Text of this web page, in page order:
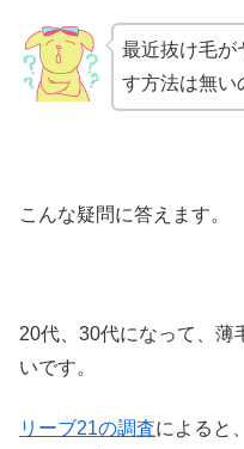
最近抜け毛が
す方法は無い
こんな疑問に答えます。
20代、30代になって、薄
いです。
リーブ21の調査によると